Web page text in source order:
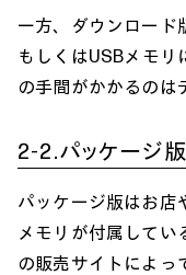
一方、ダウンロード
もしくはUSBメモリ
の手間がかかるのは
2-2.パッケージ版
パッケージ版はお店
メモリが付属してい
の販売サイトによっ